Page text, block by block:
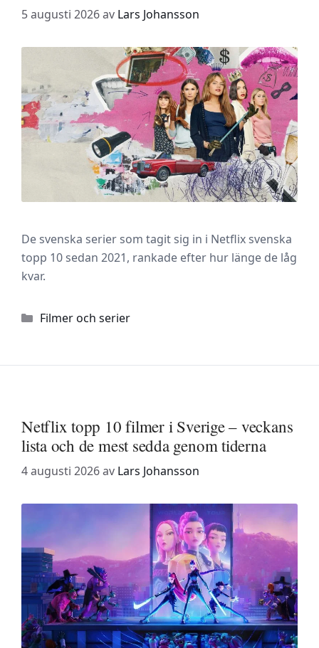
5 augusti 2026av Lars Johansson
De svenska serier som tagit sig in i Netflix svenska
topp 10 sedan 2021, rankade efter hur länge de låg
kvar.
Kategorier
Filmer och serier
Netflix topp 10 filmer i Sverige – veckans
lista och de mest sedda genom tiderna
4 augusti 2026av Lars Johansson